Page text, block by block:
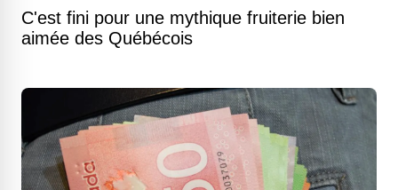
C'est fini pour une mythique fruiterie bien
aimée des Québécois